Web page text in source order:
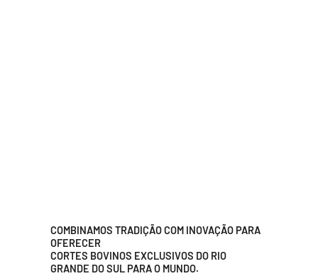
COMBINAMOS TRADIÇÃO COM INOVAÇÃO PARA
OFERECER
CORTES BOVINOS EXCLUSIVOS DO RIO
GRANDE DO SUL PARA O MUNDO.